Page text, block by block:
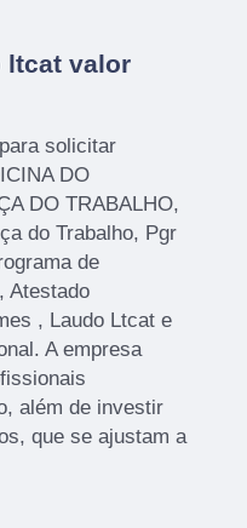
ltcat valor
solicitar
DO
DO TRABALHO,
do Trabalho, Pgr
de
Atestado
, Laudo Ltcat e
A empresa
além de investir
que se ajustam a